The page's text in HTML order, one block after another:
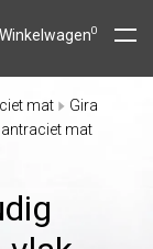
Winkelwagen0
mat
Gira
mat